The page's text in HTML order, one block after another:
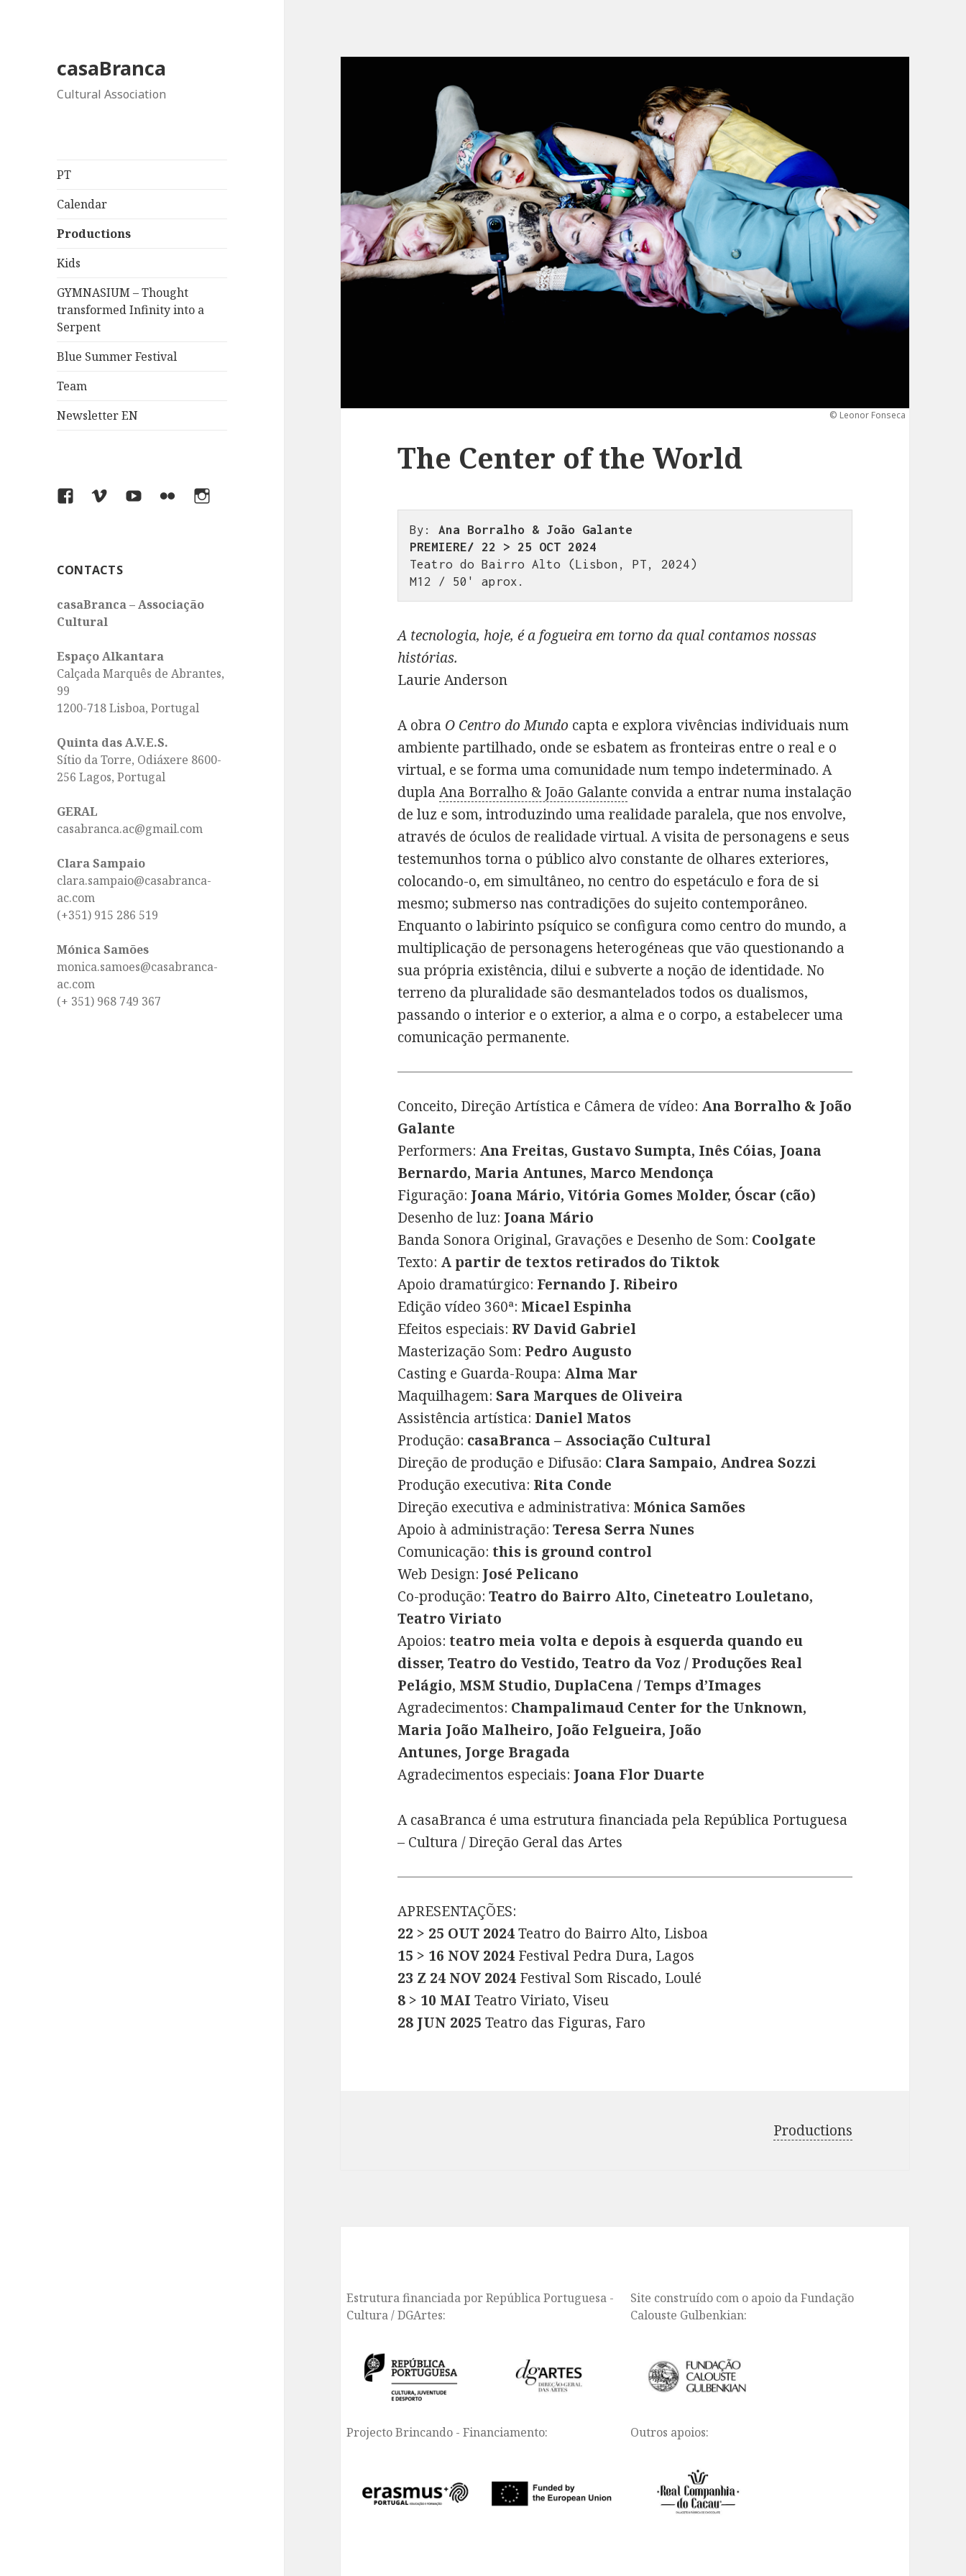
casaBranca
Cultural Association
PT
Calendar
Productions
Kids
GYMNASIUM – Thought
transformed Infinity into a
Serpent
Blue Summer Festival
Team
Newsletter EN
FacebookVimeoYou
FlickrInstagram
CONTACTS
casaBranca – Associação
Cultural
Espaço Alkantara
Calçada Marquês de Abrantes,
99
1200-718 Lisboa, Portugal
Quinta das A.V.E.S.
Sítio da Torre, Odiáxere 8600-
256 Lagos, Portugal
GERAL
casabranca.ac@gmail.com
Clara Sampaio
clara.sampaio@casabranca-
ac.com
(+351) 915 286 519
Mónica Samões
monica.samoes@casabranca-
ac.com
(+ 351) 968 749 367
© Leonor Fonseca
The Center of the World
By: Ana Borralho & João Galante
PREMIERE/ 22 > 25 OCT 2024
Teatro do Bairro Alto (Lisbon, PT, 2024)
M12 / 50' aprox.
A tecnologia, hoje, é a fogueira em torno da qual contamos nossas
histórias.
Laurie Anderson
A obra O Centro do Mundo capta e explora vivências individuais num
ambiente partilhado, onde se esbatem as fronteiras entre o real e o
virtual, e se forma uma comunidade num tempo indeterminado. A
duplaAna Borralho & João Galante convida a entrar numa instalação
de luz e som, introduzindo uma realidade paralela, que nos envolve,
através de óculos de realidade virtual. A visita de personagens e seus
testemunhos torna o público alvo constante de olhares exteriores,
colocando-o, em simultâneo, no centro do espetáculo e fora de si
mesmo; submerso nas contradições do sujeito contemporâneo.
Enquanto o labirinto psíquico se configura como centro do mundo, a
multiplicação de personagens heterogéneas que vão questionando a
sua própria existência, dilui e subverte a noção de identidade. No
terreno da pluralidade são desmantelados todos os dualismos,
passando o interior e o exterior, a alma e o corpo, a estabelecer uma
comunicação permanente.
Conceito, Direção Artística e Câmera de vídeo: Ana Borralho & João
Galante
Performers: Ana Freitas, Gustavo Sumpta, Inês Cóias, Joana
Bernardo, Maria Antunes, Marco Mendonça
Figuração: Joana Mário, Vitória Gomes Molder, Óscar (cão)
Desenho de luz: Joana Mário
Banda Sonora Original, Gravações e Desenho de Som: Coolgate
Texto: A partir de textos retirados do Tiktok
Apoio dramatúrgico: Fernando J. Ribeiro
Edição vídeo 360ª: Micael Espinha
Efeitos especiais: RV David Gabriel
Masterização Som: Pedro Augusto
Casting e Guarda-Roupa: Alma Mar
Maquilhagem:Sara Marques de Oliveira
Assistência artística: Daniel Matos
Produção: casaBranca – Associação Cultural
Direção de produção e Difusão: Clara Sampaio, Andrea Sozzi
Produção executiva: Rita Conde
Direção executiva e administrativa: Mónica Samões
Apoio à administração:Teresa Serra Nunes
Comunicação: this is ground control
Web Design: José Pelicano
Co-produção:Teatro do Bairro Alto, Cineteatro Louletano,
Teatro Viriato
Apoios: teatro meia volta e depois à esquerda quando eu
disser, Teatro do Vestido, Teatro da Voz / Produções Real
Pelágio, MSM Studio, DuplaCena / Temps d’Images
Agradecimentos: Champalimaud Center for the Unknown,
Maria João Malheiro, João Felgueira, João
Antunes, Jorge Bragada
Agradecimentos especiais: Joana Flor Duarte
A casaBranca é uma estrutura financiada pela República Portuguesa
– Cultura / Direção Geral das Artes
APRESENTAÇÕES:
22 > 25 OUT 2024Teatro do Bairro Alto, Lisboa
15 > 16 NOV 2024 Festival Pedra Dura, Lagos
23 Z 24 NOV 2024 Festival Som Riscado, Loulé
8 > 10 MAI Teatro Viriato, Viseu
28 JUN 2025 Teatro das Figuras, Faro
Productions
Estrutura financiada por República Portuguesa -
Cultura / DGArtes:
Site construído com o apoio da Fundação
Calouste Gulbenkian:
Projecto Brincando - Financiamento: Outros apoios: